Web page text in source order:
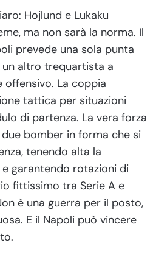
Hojlund e Lukaku
ma non sarà la norma. Il
prevede una sola punta
altro trequartista a
La coppia
tattica per situazioni
di partenza. La vera forza
bomber in forma che si
tenendo alta la
garantendo rotazioni di
fittissimo tra Serie A e
è una guerra per il posto,
E il Napoli può vincere